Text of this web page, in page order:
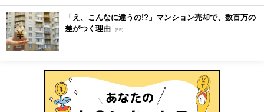
「え、こんなに違うの!?」マンション売却で、数百万の
差がつく理由 [PR]